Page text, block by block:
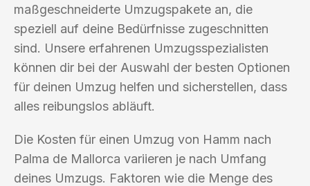
maßgeschneiderte Umzugspakete an, die
speziell auf deine Bedürfnisse zugeschnitten
sind. Unsere erfahrenen Umzugsspezialisten
können dir bei der Auswahl der besten Optionen
für deinen Umzug helfen und sicherstellen, dass
alles reibungslos abläuft.
Die Kosten für einen Umzug von Hamm nach
Palma de Mallorca variieren je nach Umfang
deines Umzugs. Faktoren wie die Menge des